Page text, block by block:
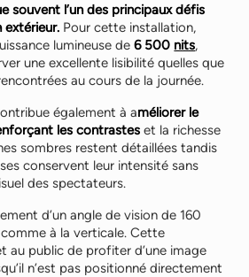
souvent l’un des principaux défis
extérieur. Pour cette installation,
lumineuse de6 500 nits,
une excellente lisibilité quelles que
au cours de la journée.
également à améliorer le
les contrastes et la richesse
sombres restent détaillées tandis
conservent leur intensité sans
des spectateurs.
d’un angle de vision de 160
à la verticale. Cette
au public de profiter d’une image
n’est pas positionné directement